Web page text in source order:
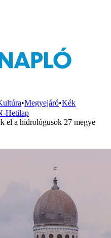
•Megyejáró•Kék
Hetilap
el a hidrológusok 27 megye